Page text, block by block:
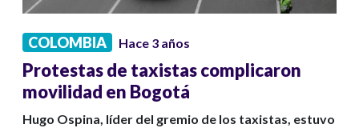
COLOMBIA Hace 3 años
Protestas de taxistas complicaron
movilidad en Bogotá
Hugo Ospina, líder del gremio de los taxistas, estuvo